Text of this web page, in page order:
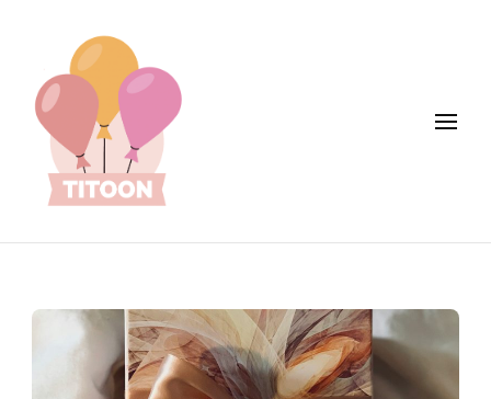
Titoon : Mode, enfants, loisirs et +